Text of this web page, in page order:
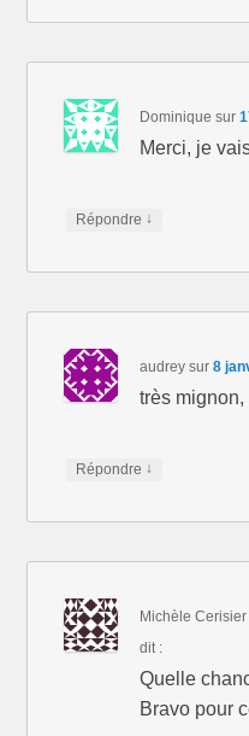
Dominique sur
Merci, je
Répondre ↓
audrey sur8
très
Répondre ↓
Michèle Cerisier
dit :
Quelle
Bravo pour